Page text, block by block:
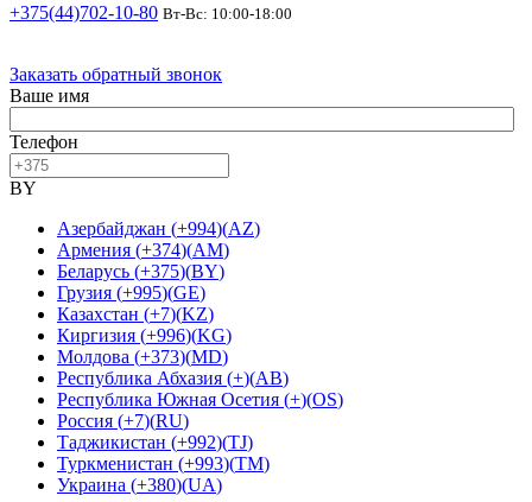
+375(44)702-10-80 Вт-Вс: 10:00-18:00
Заказать обратный звонок
Ваше имя
Телефон
BY
Азербайджан (+994)(AZ)
Армения (+374)(AM)
Беларусь (+375)(BY)
Грузия (+995)(GE)
Казахстан (+7)(KZ)
Киргизия (+996)(KG)
Молдова (+373)(MD)
Республика Абхазия (+)(AB)
Республика Южная Осетия (+)(OS)
Россия (+7)(RU)
Таджикистан (+992)(TJ)
Туркменистан (+993)(TM)
Украина (+380)(UA)